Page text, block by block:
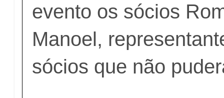
evento os sócios
Manoel,
sócios que não